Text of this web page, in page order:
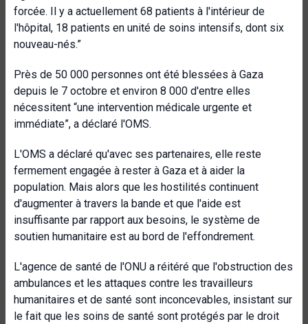
forcée. Il y a actuellement 68 patients à l'intérieur de
l'hôpital, 18 patients en unité de soins intensifs, dont six
nouveau-nés.”
Près de 50 000 personnes ont été blessées à Gaza
depuis le 7 octobre et environ 8 000 d'entre elles
nécessitent “une intervention médicale urgente et
immédiate”, a déclaré l'OMS.
L'OMS a déclaré qu'avec ses partenaires, elle reste
fermement engagée à rester à Gaza et à aider la
population. Mais alors que les hostilités continuent
d'augmenter à travers la bande et que l'aide est
insuffisante par rapport aux besoins, le système de
soutien humanitaire est au bord de l'effondrement.
L'agence de santé de l'ONU a réitéré que l'obstruction des
ambulances et les attaques contre les travailleurs
humanitaires et de santé sont inconcevables, insistant sur
le fait que les soins de santé sont protégés par le droit